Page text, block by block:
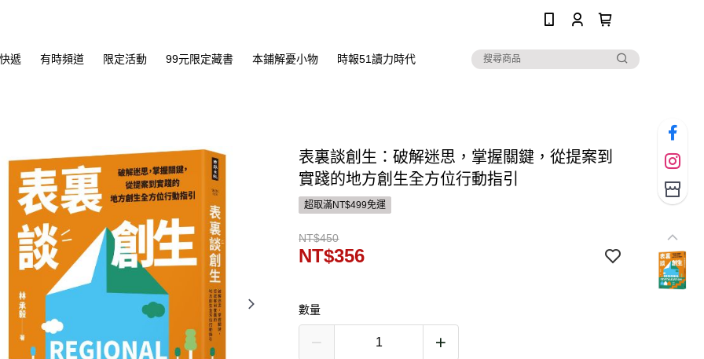
遞 有時頻道 限定活動 99元限定藏書 本鋪解憂小物 時報51讀力時代
表裏談創生：破解迷思，掌握關鍵，從提案到
實踐的地方創生全方位行動指引
超取滿NT$499免運
NT$450
NT$356
數量